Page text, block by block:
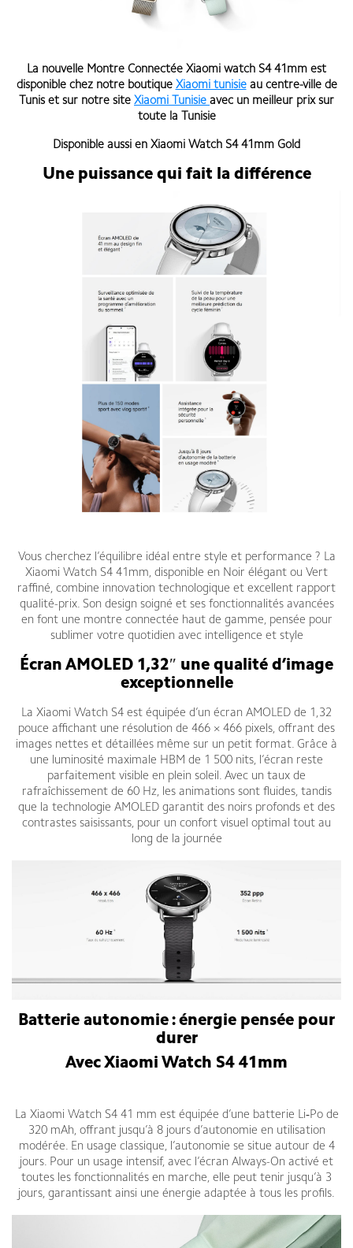
La nouvelle Montre Connectée Xiaomi watch S4 41mm est
disponible chez notre boutique Xiaomi tunisieau centre-ville de
Tunis et sur notre site Xiaomi Tunisie avec un meilleur prix sur
toute la Tunisie
Disponible aussi en Xiaomi Watch S4 41mm Gold
Une puissance qui fait la différence
Vous cherchez l’équilibre idéal entre style et performance ? La
Xiaomi Watch S4 41mm, disponible en Noir élégant ou Vert
raffiné, combine innovation technologique et excellent rapport
qualité-prix. Son design soigné et ses fonctionnalités avancées
en font une montre connectée haut de gamme, pensée pour
sublimer votre quotidien avec intelligence et style
Écran AMOLED 1,32″ une qualité d’image
exceptionnelle
La Xiaomi Watch S4 est équipée d’un écran AMOLED de 1,32
pouce affichant une résolution de 466 × 466 pixels, offrant des
images nettes et détaillées même sur un petit format. Grâce à
une luminosité maximale HBM de 1 500 nits, l’écran reste
parfaitement visible en plein soleil. Avec un taux de
rafraîchissement de 60 Hz, les animations sont fluides, tandis
que la technologie AMOLED garantit des noirs profonds et des
contrastes saisissants, pour un confort visuel optimal tout au
long de la journée
Batterie autonomie : énergie pensée pour
durer
Avec Xiaomi Watch S4 41mm
La Xiaomi Watch S4 41 mm est équipée d’une batterie Li‑Po de
320 mAh, offrant jusqu’à 8 jours d’autonomie en utilisation
modérée. En usage classique, l’autonomie se situe autour de 4
jours. Pour un usage intensif, avec l’écran Always-On activé et
toutes les fonctionnalités en marche, elle peut tenir jusqu’à 3
jours, garantissant ainsi une énergie adaptée à tous les profils.